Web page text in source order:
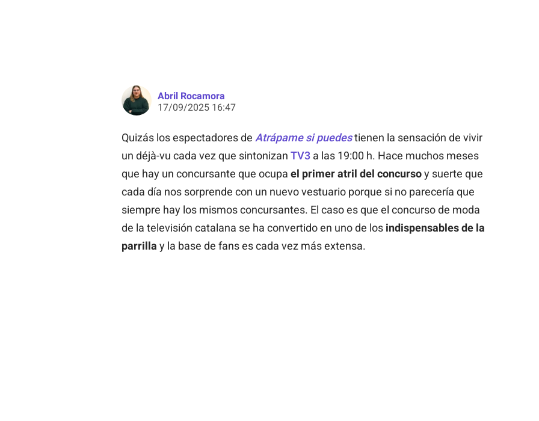
Abril Rocamora
17/09/2025 16:47
Quizás los espectadores de Atrápame si puedestienen la sensación de vivir
un déjà-vu cada vez que sintonizan TV3a las 19:00 h. Hace muchos meses
que hay un concursante que ocupa el primer atril del concursoy suerte que
cada día nos sorprende con un nuevo vestuario porque si no parecería que
siempre hay los mismos concursantes. El caso es que el concurso de moda
de la televisión catalana se ha convertido en uno de los indispensables de la
parrilla y la base de fans es cada vez más extensa.